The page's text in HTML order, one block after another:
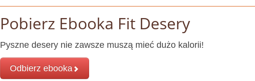
Pobierz Ebooka Fit Desery
Pyszne desery nie zawsze muszą mieć dużo kalorii!
Odbierz ebooka